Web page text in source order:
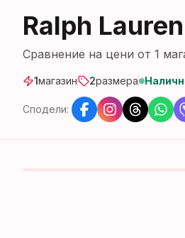
Ralph
Сравнение на цени от 1
1магазин 2размера
Сподели: